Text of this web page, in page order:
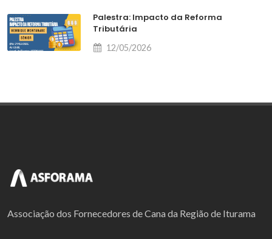
Palestra: Impacto da Reforma
Tributária
12/05/2026
Associação dos Fornecedores de Cana da Região de Iturama